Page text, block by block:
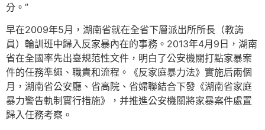
分。”
早在2009年5月，湖南省就在全省下層派出所所長（教誨
員）輪訓班中歸入反家暴內在的事務。2013年4月9日，湖南
省在全國率先出臺規范性文件，明白了公安機關打點家暴案
件的任務準繩、職責和流程。《反家庭暴力法》實施后兩個
月，湖南省公安廳、省高院、省婦聯結合下發《湖南省家庭
暴力警告軌制實行措施》，并推進公安機關將家暴案件處置
歸入任務考察。